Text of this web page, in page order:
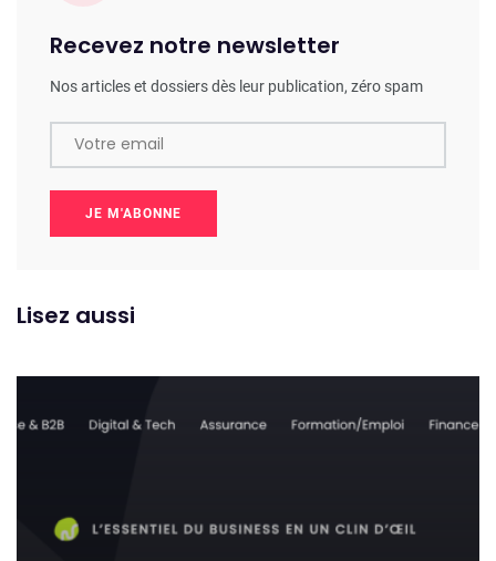
Recevez notre newsletter
Nos articles et dossiers dès leur publication, zéro spam
Votre email
JE M'ABONNE
Lisez aussi